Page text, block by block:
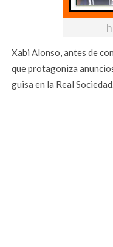
Xabi Alonso, antes de
que protagoniza
guisa en la Real